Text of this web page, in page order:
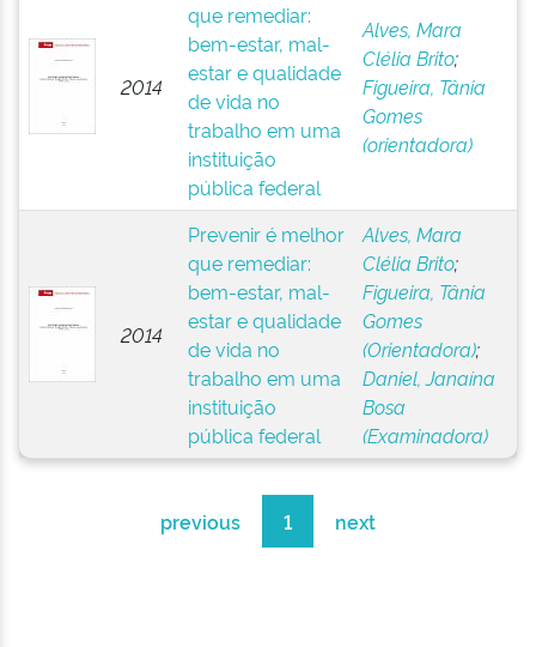
2014
que remediar:
bem-estar, mal-
estar e qualidade
de vida no
trabalho em uma
instituição
pública federal
Alves, Mara
Clélia Brito;
Figueira, Tânia
Gomes
(orientadora)
2014
Prevenir é melhor
que remediar:
bem-estar, mal-
estar e qualidade
de vida no
trabalho em uma
instituição
pública federal
Alves, Mara
Clélia Brito;
Figueira, Tânia
Gomes
(Orientadora);
Daniel, Janaína
Bosa
(Examinadora)
previous 1 next